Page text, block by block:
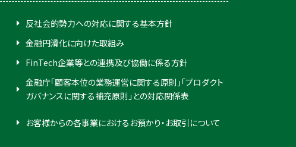
反社会的勢力への対応に関する基本方針
金融円滑化に向けた取組み
FinTech企業等との連携及び協働に係る方針
金融庁「顧客本位の業務運営に関する原則」「プロダクト
ガバナンスに関する補充原則」との対応関係表
お客様からの各事業におけるお預かり・お取引について